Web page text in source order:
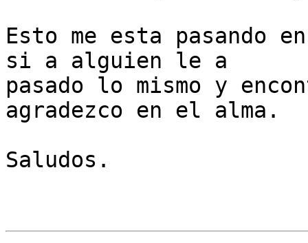
Esto me esta pasando
si a alguien le a
pasado lo mismo y
agradezco en el alma.
Saludos.